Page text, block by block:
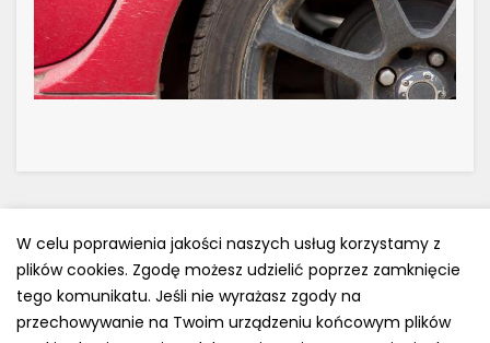
Polityka prywatności
e-mail: kontakt@opony.com.pl
W celu poprawienia jakości naszych usług korzystamy z
plików cookies. Zgodę możesz udzielić poprzez zamknięcie
tego komunikatu. Jeśli nie wyrażasz zgody na
przechowywanie na Twoim urządzeniu końcowym plików